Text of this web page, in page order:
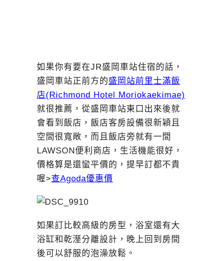
如果你有要在JR盛岡車站住宿的話，
盛岡車站正前方的盛岡站前里士滿飯
店(Richmond Hotel Moriokaekimae)
就很推薦，從盛岡車站東口出來後就
會看到飯店，飯店客房設備很新穎且
空間很寬敞，而且飯店旁就有一間
LAWSON便利商店，生活機能很好，
價格算是還蠻平價的，提早訂都不貴
喔>查Agoda優惠價
如果訂比較高級的房型，浴室還有大
浴缸和乾溼分離設計，晚上回到房間
後可以舒服的泡澡放鬆。